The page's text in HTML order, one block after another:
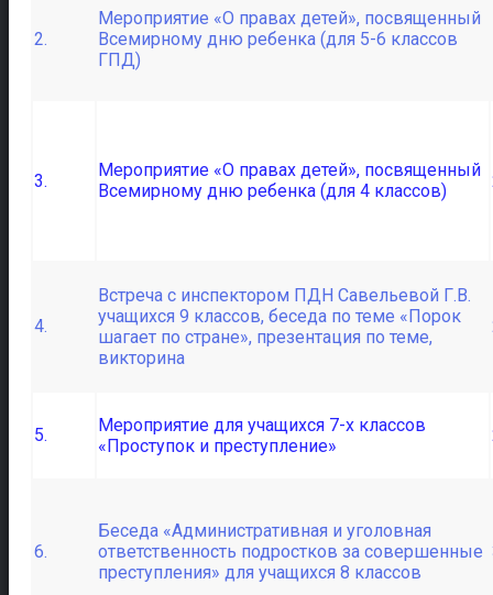
2.
Мероприятие «О правах детей», посвященный
Всемирному дню ребенка (для 5-6 классов
ГПД)
3.
Мероприятие «О правах детей», посвященный
Всемирному дню ребенка (для 4 классов)
4.
Встреча с инспектором ПДН Савельевой Г.В.
учащихся 9 классов, беседа по теме «Порок
шагает по стране», презентация по теме,
викторина
5.
Мероприятие для учащихся 7-х классов
«Проступок и преступление»
6.
Беседа «Административная и уголовная
ответственность подростков за совершенные
преступления» для учащихся 8 классов